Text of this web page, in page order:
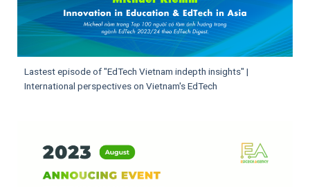
Lastest episode of "EdTech Vietnam indepth insights" |
International perspectives on Vietnam's EdTech